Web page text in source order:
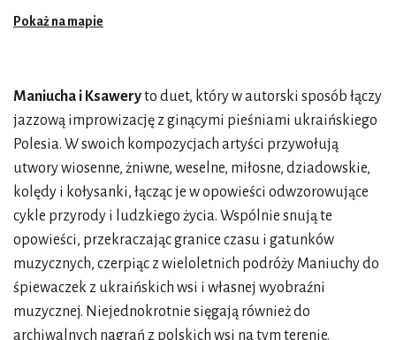
Pokaż na mapie
Maniucha i Ksaweryto duet, który w autorski sposób łączy
jazzową improwizację z ginącymi pieśniami ukraińskiego
Polesia. W swoich kompozycjach artyści przywołują
utwory wiosenne, żniwne, weselne, miłosne, dziadowskie,
kolędy i kołysanki, łącząc je w opowieści odwzorowujące
cykle przyrody i ludzkiego życia. Wspólnie snują te
opowieści, przekraczając granice czasu i gatunków
muzycznych, czerpiąc z wieloletnich podróży Maniuchy do
śpiewaczek z ukraińskich wsi i własnej wyobraźni
muzycznej. Niejednokrotnie sięgają również do
archiwalnych nagrań z polskich wsi na tym terenie.